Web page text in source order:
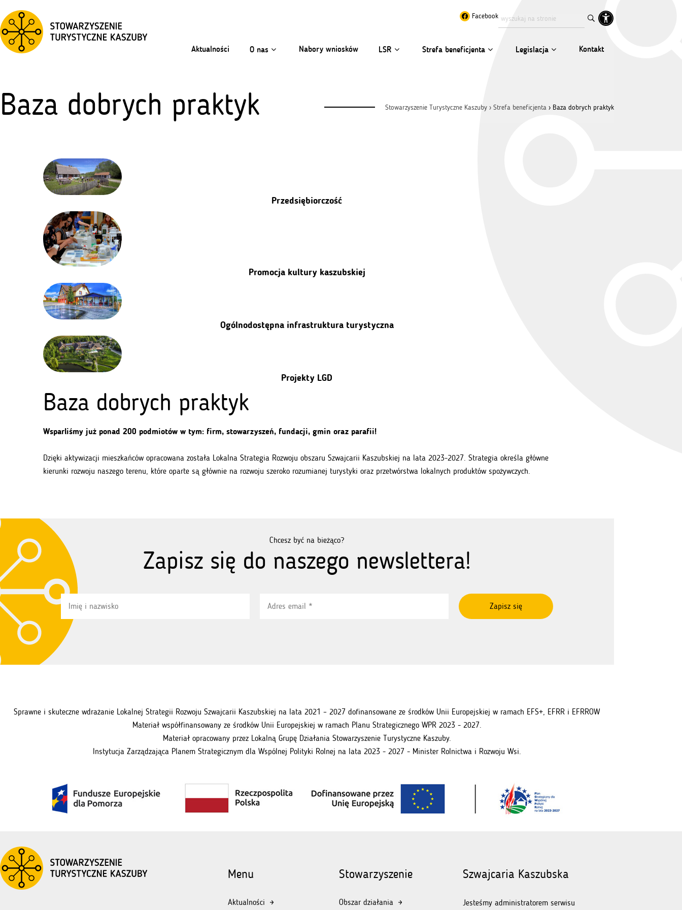
Facebook
Aktualności O nas Nabory wniosków LSR Strefa beneficjenta Legislacja Kontakt
Baza dobrych praktyk Stowarzyszenie Turystyczne Kaszuby› Strefa beneficjenta › Baza dobrych praktyk
Przedsiębiorczość
Promocja kultury kaszubskiej
Ogólnodostępna infrastruktura turystyczna
Projekty LGD
Baza dobrych praktyk
Wsparliśmy już ponad 200 podmiotów w tym: firm, stowarzyszeń, fundacji, gmin oraz parafii!
Dzięki aktywizacji mieszkańców opracowana została Lokalna Strategia Rozwoju obszaru Szwajcarii Kaszubskiej na lata 2023-2027. Strategia określa główne
kierunki rozwoju naszego terenu, które oparte są głównie na rozwoju szeroko rozumianej turystyki oraz przetwórstwa lokalnych produktów spożywczych.
Chcesz być na bieżąco?
Zapisz się do naszego newslettera!
Sprawne i skuteczne wdrażanie Lokalnej Strategii Rozwoju Szwajcarii Kaszubskiej na lata 2021 – 2027 dofinansowane ze środków Unii Europejskiej w ramach EFS+, EFRR i EFRROW
Materiał współfinansowany ze środków Unii Europejskiej w ramach Planu Strategicznego WPR 2023 - 2027.
Materiał opracowany przez Lokalną Grupę Działania Stowarzyszenie Turystyczne Kaszuby.
Instytucja Zarządzająca Planem Strategicznym dla Wspólnej Polityki Rolnej na lata 2023 - 2027 - Minister Rolnictwa i Rozwoju Wsi.
Menu
Aktualności
Stowarzyszenie
Obszar działania
Szwajcaria Kaszubska
Jesteśmy administratorem serwisu